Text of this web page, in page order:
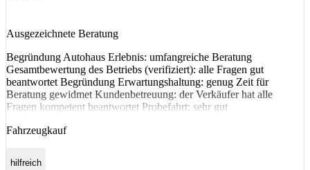
Ausgezeichnete Beratung
Begründung Autohaus Erlebnis: umfangreiche Beratung
Gesamtbewertung des Betriebs (verifiziert): alle Fragen gut
beantwortet Begründung Erwartungshaltung: genug Zeit für
Beratung gewidmet Kundenbetreuung: der Verkäufer hat alle
Fragen kompetent beantwortet Probefahrt: sehr gut
Fahrzeugkauf
hilfreich